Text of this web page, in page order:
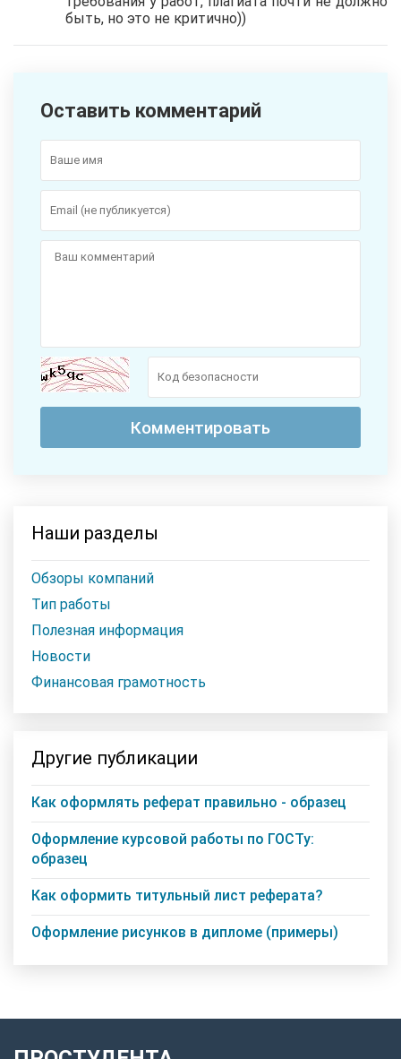
быть, но это не критично))
Оставить комментарий
Наши разделы
Обзоры компаний
Тип работы
Полезная информация
Новости
Финансовая грамотность
Другие публикации
Как оформлять реферат правильно - образец
Оформление курсовой работы по ГОСТу:
образец
Как оформить титульный лист реферата?
Оформление рисунков в дипломе (примеры)